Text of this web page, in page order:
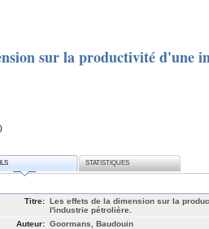
sur la productivité d'une
STATISTIQUES
Titre: Les effets de la dimension sur la
l'industrie pétrolière.
Auteur: Goormans, Baudouin